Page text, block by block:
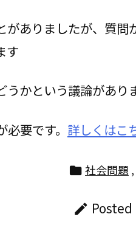
ありましたが、質問
す
うかという議論があり
要です。 詳しくはこ
 社会問題 ,
